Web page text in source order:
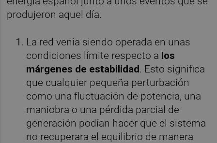
produjeron aquel día.
La red venía siendo operada en unas
condiciones límite respecto a los
márgenes de estabilidad. Esto significa
que cualquier pequeña perturbación
como una fluctuación de potencia, una
maniobra o una pérdida parcial de
generación podían hacer que el sistema
no recuperara el equilibrio de manera